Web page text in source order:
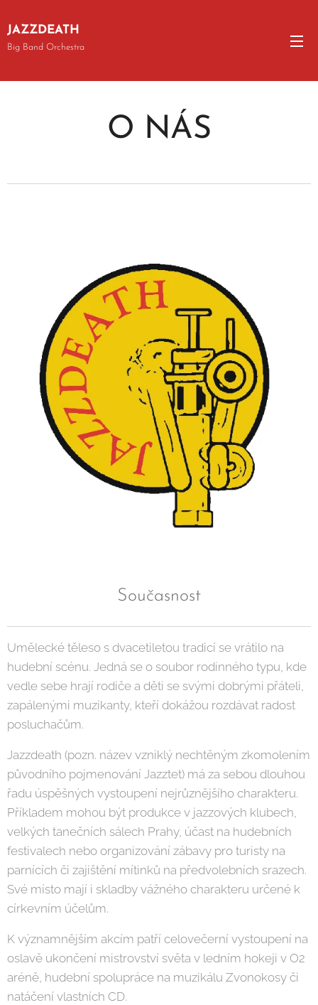
JAZZDEATH
Big Band Orchestra
O NÁS
Současnost
Umělecké těleso s dvacetiletou tradicí se vrátilo na
hudební scénu. Jedná se o soubor rodinného typu, kde
vedle sebe hrají rodiče a děti se svými dobrými přáteli,
zapálenými muzikanty, kteří dokážou rozdávat radost
posluchačům.
Jazzdeath (pozn. název vzniklý nechtěným zkomolením
původního pojmenování Jazztet) má za sebou dlouhou
řadu úspěšných vystoupení nejrůznějšího charakteru.
Příkladem mohou být produkce v jazzových klubech,
velkých tanečních sálech Prahy, účast na hudebních
festivalech nebo organizování zábavy pro turisty na
parnících či zajištění mítinků na předvolebních srazech.
Své místo mají i skladby vážného charakteru určené k
církevním účelům.
K významnějším akcím patří celovečerní vystoupení na
oslavě ukončení mistrovství světa v ledním hokeji v O2
aréně, hudební spolupráce na muzikálu Zvonokosy či
natáčení vlastních CD.